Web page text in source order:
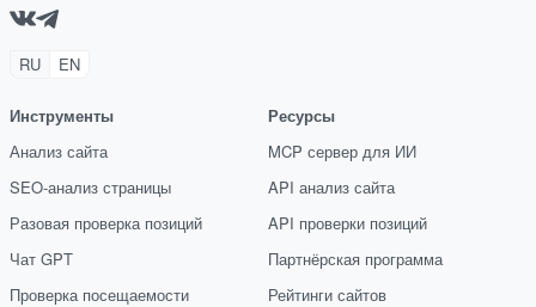
RU EN
Инструменты
Анализ сайта
SEO-анализ страницы
Разовая проверка позиций
Чат GPT
Проверка посещаемости
Ресурсы
MCP сервер для ИИ
API анализ сайта
API проверки позиций
Партнёрская программа
Рейтинги сайтов